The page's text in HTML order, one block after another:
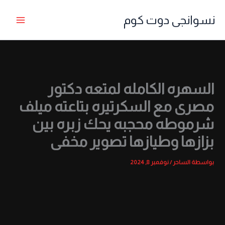
نسوانجى دوت كوم
السهره الكامله لمتعه دكتور
مصرى مع السكرتيره بتاعته ميلف
شرموطه محجبه يحك زبره بين
بزازها وطيازها تصوير مخفى
بواسطة الساحر/نوفمبر 8, 2024